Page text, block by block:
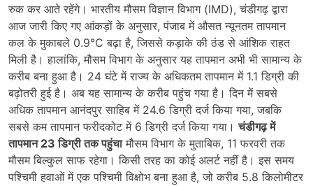
रुक कर आते रहेंगे। भारतीय मौसम विज्ञान विभाग (IMD), चंडीगढ़ द्वारा
आज जारी किए गए आंकड़ों के अनुसार, पंजाब में औसत न्यूनतम तापमान
कल के मुकाबले 0.9°C बढ़ा है, जिससे कड़ाके की ठंड से आंशिक राहत
मिली है। हालांकि, मौसम विभाग के अनुसार यह तापमान अभी भी सामान्य के
करीब बना हुआ है। 24 घंटे में राज्य के अधिकतम तापमान में 1.1 डिग्री की
बढ़ोतरी हुई है। अब यह सामान्य के करीब पहुंच गया है। दिन में सबसे
अधिक तापमान आनंदपुर साहिब में 24.6 डिग्री दर्ज किया गया, जबकि
सबसे कम तापमान फरीदकोट में 6 डिग्री दर्ज किया गया।चंडीगढ़ में
तापमान 23 डिग्री तक पहुंचामौसम विभाग के मुताबिक, 11 फरवरी तक
मौसम बिल्कुल साफ रहेगा। किसी तरह का कोई अलर्ट नहीं है। इस समय
पश्चिमी हवाओं में एक पश्चिमी विक्षोभ बना हुआ है, जो करीब 5.8 किलोमीटर